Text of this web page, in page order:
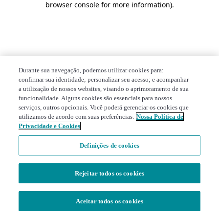
browser console for more information).
Durante sua navegação, podemos utilizar cookies para:
confirmar sua identidade; personalizar seu acesso; e acompanhar
a utilização de nossos websites, visando o aprimoramento de sua
funcionalidade. Alguns cookies são essenciais para nossos
serviços, outros opcionais. Você poderá gerenciar os cookies que
utilizamos de acordo com suas preferências. Nossa Política de
Privacidade e Cookies
Definições de cookies
Rejeitar todos os cookies
Aceitar todos os cookies